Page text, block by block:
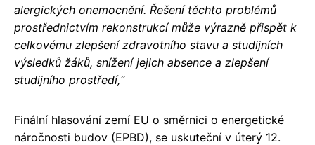
alergických onemocnění. Řešení těchto problémů
prostřednictvím rekonstrukcí může výrazně přispět k
celkovému zlepšení zdravotního stavu a studijních
výsledků žáků, snížení jejich absence a zlepšení
studijního prostředí,“
Finální hlasování zemí EU o směrnici o energetické
náročnosti budov (EPBD), se uskuteční v úterý 12.